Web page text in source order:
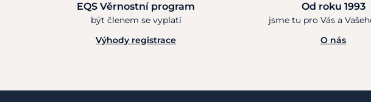
EQS Věrnostní program
být členem se vyplatí
Výhody registrace
Od roku 1993
jsme tu pro Vás a
O nás